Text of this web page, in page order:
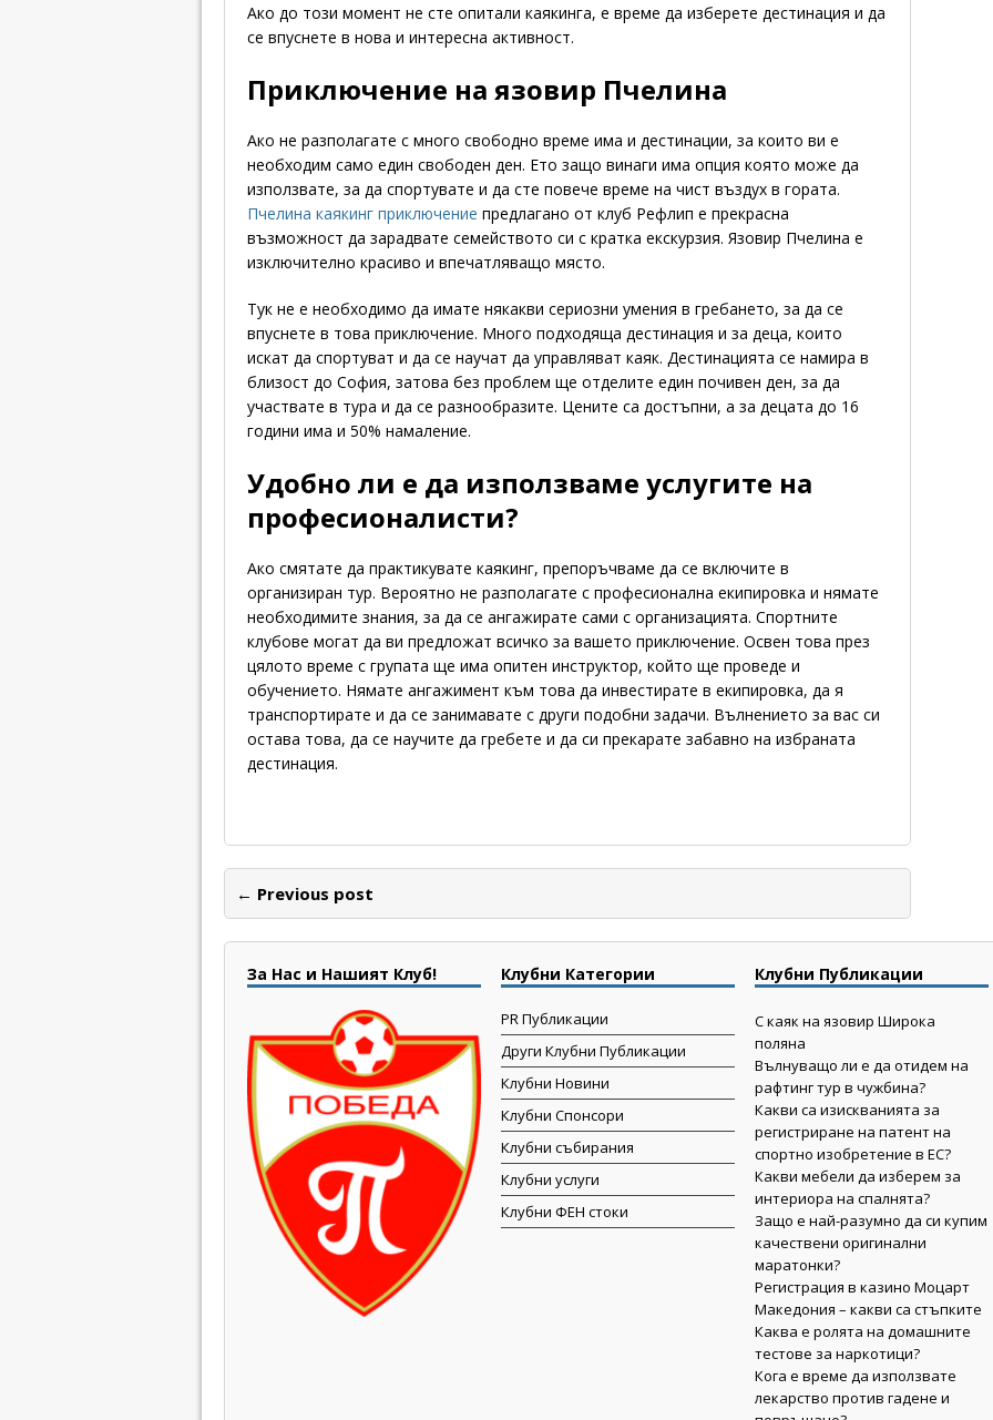
Ако до този момент не сте опитали каякинга, е време да изберете дестинация и да
се впуснете в нова и интересна активност.
Приключение на язовир Пчелина
Ако не разполагате с много свободно време има и дестинации, за които ви е
необходим само един свободен ден. Ето защо винаги има опция която може да
използвате, за да спортувате и да сте повече време на чист въздух в гората.
Пчелина каякинг приключение предлагано от клуб Рефлип е прекрасна
възможност да зарадвате семейството си с кратка екскурзия. Язовир Пчелина е
изключително красиво и впечатляващо място.
Тук не е необходимо да имате някакви сериозни умения в гребането, за да се
впуснете в това приключение. Много подходяща дестинация и за деца, които
искат да спортуват и да се научат да управляват каяк. Дестинацията се намира в
близост до София, затова без проблем ще отделите един почивен ден, за да
участвате в тура и да се разнообразите. Цените са достъпни, а за децата до 16
години има и 50% намаление.
Удобно ли е да използваме услугите на
професионалисти?
Ако смятате да практикувате каякинг, препоръчваме да се включите в
организиран тур. Вероятно не разполагате с професионална екипировка и нямате
необходимите знания, за да се ангажирате сами с организацията. Спортните
клубове могат да ви предложат всичко за вашето приключение. Освен това през
цялото време с групата ще има опитен инструктор, който ще проведе и
обучението. Нямате ангажимент към това да инвестирате в екипировка, да я
транспортирате и да се занимавате с други подобни задачи. Вълнението за вас си
остава това, да се научите да гребете и да си прекарате забавно на избраната
дестинация.
← Previous post
За Нас и Нашият Клуб! Клубни Категории
PR Публикации
Други Клубни Публикации
Клубни Новини
Клубни Спонсори
Клубни събирания
Клубни услуги
Клубни ФЕН стоки
Клубни Публикации
С каяк на язовир Широка
поляна
Вълнуващо ли е да отидем на
рафтинг тур в чужбина?
Какви са изискванията за
регистриране на патент на
спортно изобретение в ЕС?
Какви мебели да изберем за
интериора на спалнята?
Защо е най-разумно да си купим
качествени оригинални
маратонки?
Регистрация в казино Моцарт
Македония – какви са стъпките
Каква е ролята на домашните
тестове за наркотици?
Кога е време да използвате
лекарство против гадене и